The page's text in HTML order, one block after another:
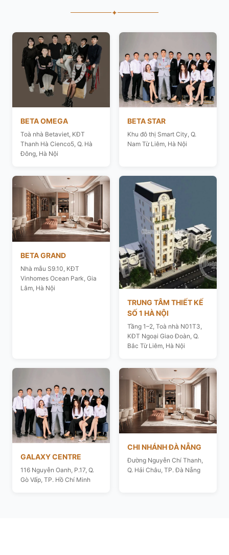
✦
BETA OMEGA
Toà nhà Betaviet, KĐT
Thanh Hà Cienco5, Q. Hà
Đông, Hà Nội
BETA STAR
Khu đô thị Smart City, Q.
Nam Từ Liêm, Hà Nội
BETA GRAND
Nhà mẫu S9.10, KĐT
Vinhomes Ocean Park, Gia
Lâm, Hà Nội
TRUNG TÂM THIẾT KẾ
SỐ 1 HÀ NỘI
Tầng 1–2, Toà nhà N01T3,
KĐT Ngoại Giao Đoàn, Q.
Bắc Từ Liêm, Hà Nội
GALAXY CENTRE
116 Nguyễn Oanh, P.17, Q.
Gò Vấp, TP. Hồ Chí Minh
CHI NHÁNH ĐÀ NẴNG
Đường Nguyễn Chí Thanh,
Q. Hải Châu, TP. Đà Nẵng